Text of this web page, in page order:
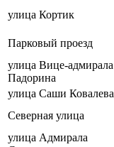
улица Кортик
Парковый проезд
улица Вице-адмирала
Падорина
улица Саши Ковалева
Северная улица
улица Адмирала